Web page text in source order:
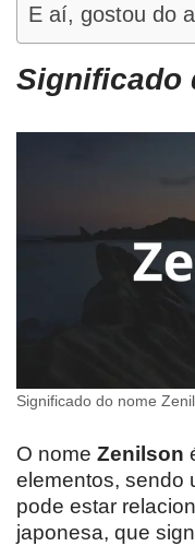
E aí, gostou do
Significado
Significado do nome
O nome Zenilson
elementos, sendo
pode estar
japonesa, que